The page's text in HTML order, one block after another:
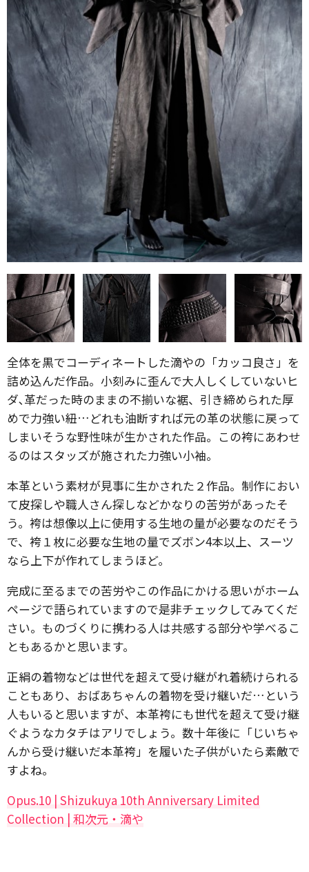
全体を黒でコーディネートした滴やの「カッコ良さ」を
詰め込んだ作品。小刻みに歪んで大人しくしていないヒ
ダ､革だった時のままの不揃いな裾、引き締められた厚
めで力強い紐…どれも油断すれば元の革の状態に戻って
しまいそうな野性味が生かされた作品。この袴にあわせ
るのはスタッズが施された力強い小袖。
本革という素材が見事に生かされた２作品。制作におい
て皮探しや職人さん探しなどかなりの苦労があったそ
う。袴は想像以上に使用する生地の量が必要なのだそう
で、袴１枚に必要な生地の量でズボン4本以上、スーツ
なら上下が作れてしまうほど。
完成に至るまでの苦労やこの作品にかける思いがホーム
ページで語られていますので是非チェックしてみてくだ
さい。ものづくりに携わる人は共感する部分や学べるこ
ともあるかと思います。
正絹の着物などは世代を超えて受け継がれ着続けられる
こともあり、おばあちゃんの着物を受け継いだ…という
人もいると思いますが、本革袴にも世代を超えて受け継
ぐようなカタチはアリでしょう。数十年後に「じいちゃ
んから受け継いだ本革袴」を履いた子供がいたら素敵で
すよね。
Opus.10 | Shizukuya 10th Anniversary Limited
Collection | 和次元・滴や